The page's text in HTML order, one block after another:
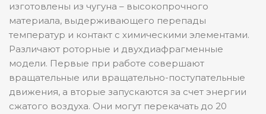
изготовлены из чугуна – высокопрочного
материала, выдерживающего перепады
температур и контакт с химическими элементами.
Различают роторные и двухдиафрагменные
модели. Первые при работе совершают
вращательные или вращательно-поступательные
движения, а вторые запускаются за счет энергии
сжатого воздуха. Они могут перекачать до 20